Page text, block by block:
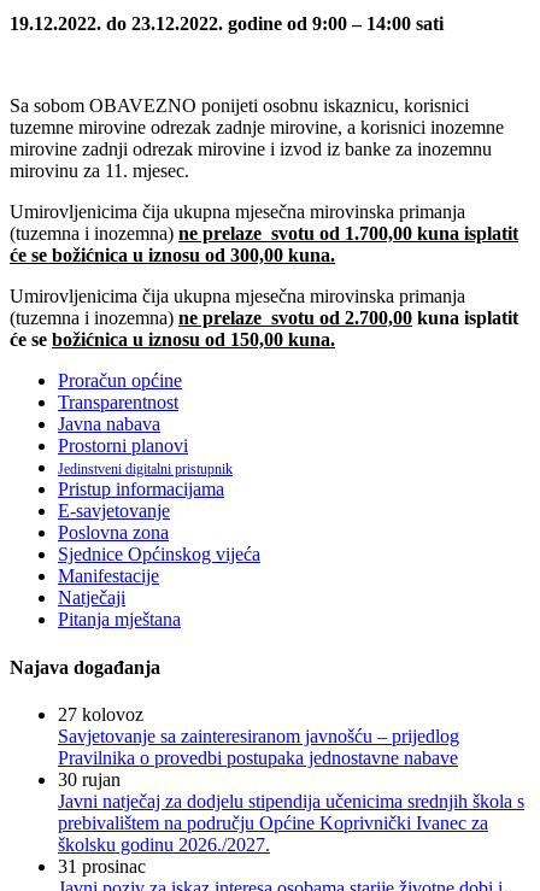
19.12.2022. do 23.12.2022. godine od 9:00 – 14:00 sati
Sa sobom OBAVEZNO ponijeti osobnu iskaznicu, korisnici
tuzemne mirovine odrezak zadnje mirovine, a korisnici inozemne
mirovine zadnji odrezak mirovine i izvod iz banke za inozemnu
mirovinu za 11. mjesec.
Umirovljenicima čija ukupna mjesečna mirovinska primanja
(tuzemna i inozemna) ne prelaze svotu od 1.700,00 kuna isplatit
će se božićnica u iznosu od 300,00 kuna.
Umirovljenicima čija ukupna mjesečna mirovinska primanja
(tuzemna i inozemna) ne prelaze svotu od 2.700,00 kuna isplatit
će se božićnica u iznosu od 150,00 kuna.
Proračun općine
Transparentnost
Javna nabava
Prostorni planovi
Jedinstveni digitalni pristupnik
Pristup informacijama
E-savjetovanje
Poslovna zona
Sjednice Općinskog vijeća
Manifestacije
Natječaji
Pitanja mještana
Najava događanja
27 kolovoz
Savjetovanje sa zainteresiranom javnošću – prijedlog
Pravilnika o provedbi postupaka jednostavne nabave
30 rujan
Javni natječaj za dodjelu stipendija učenicima srednjih škola s
prebivalištem na području Općine Koprivnički Ivanec za
školsku godinu 2026./2027.
31 prosinac